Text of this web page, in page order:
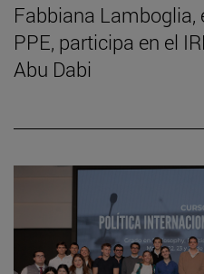
Fabbiana Lamboglia,
PPE, participa en el
Abu Dabi